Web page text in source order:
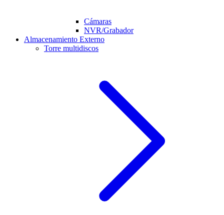
Cámaras
NVR/Grabador
Almacenamiento Externo
Torre multidiscos